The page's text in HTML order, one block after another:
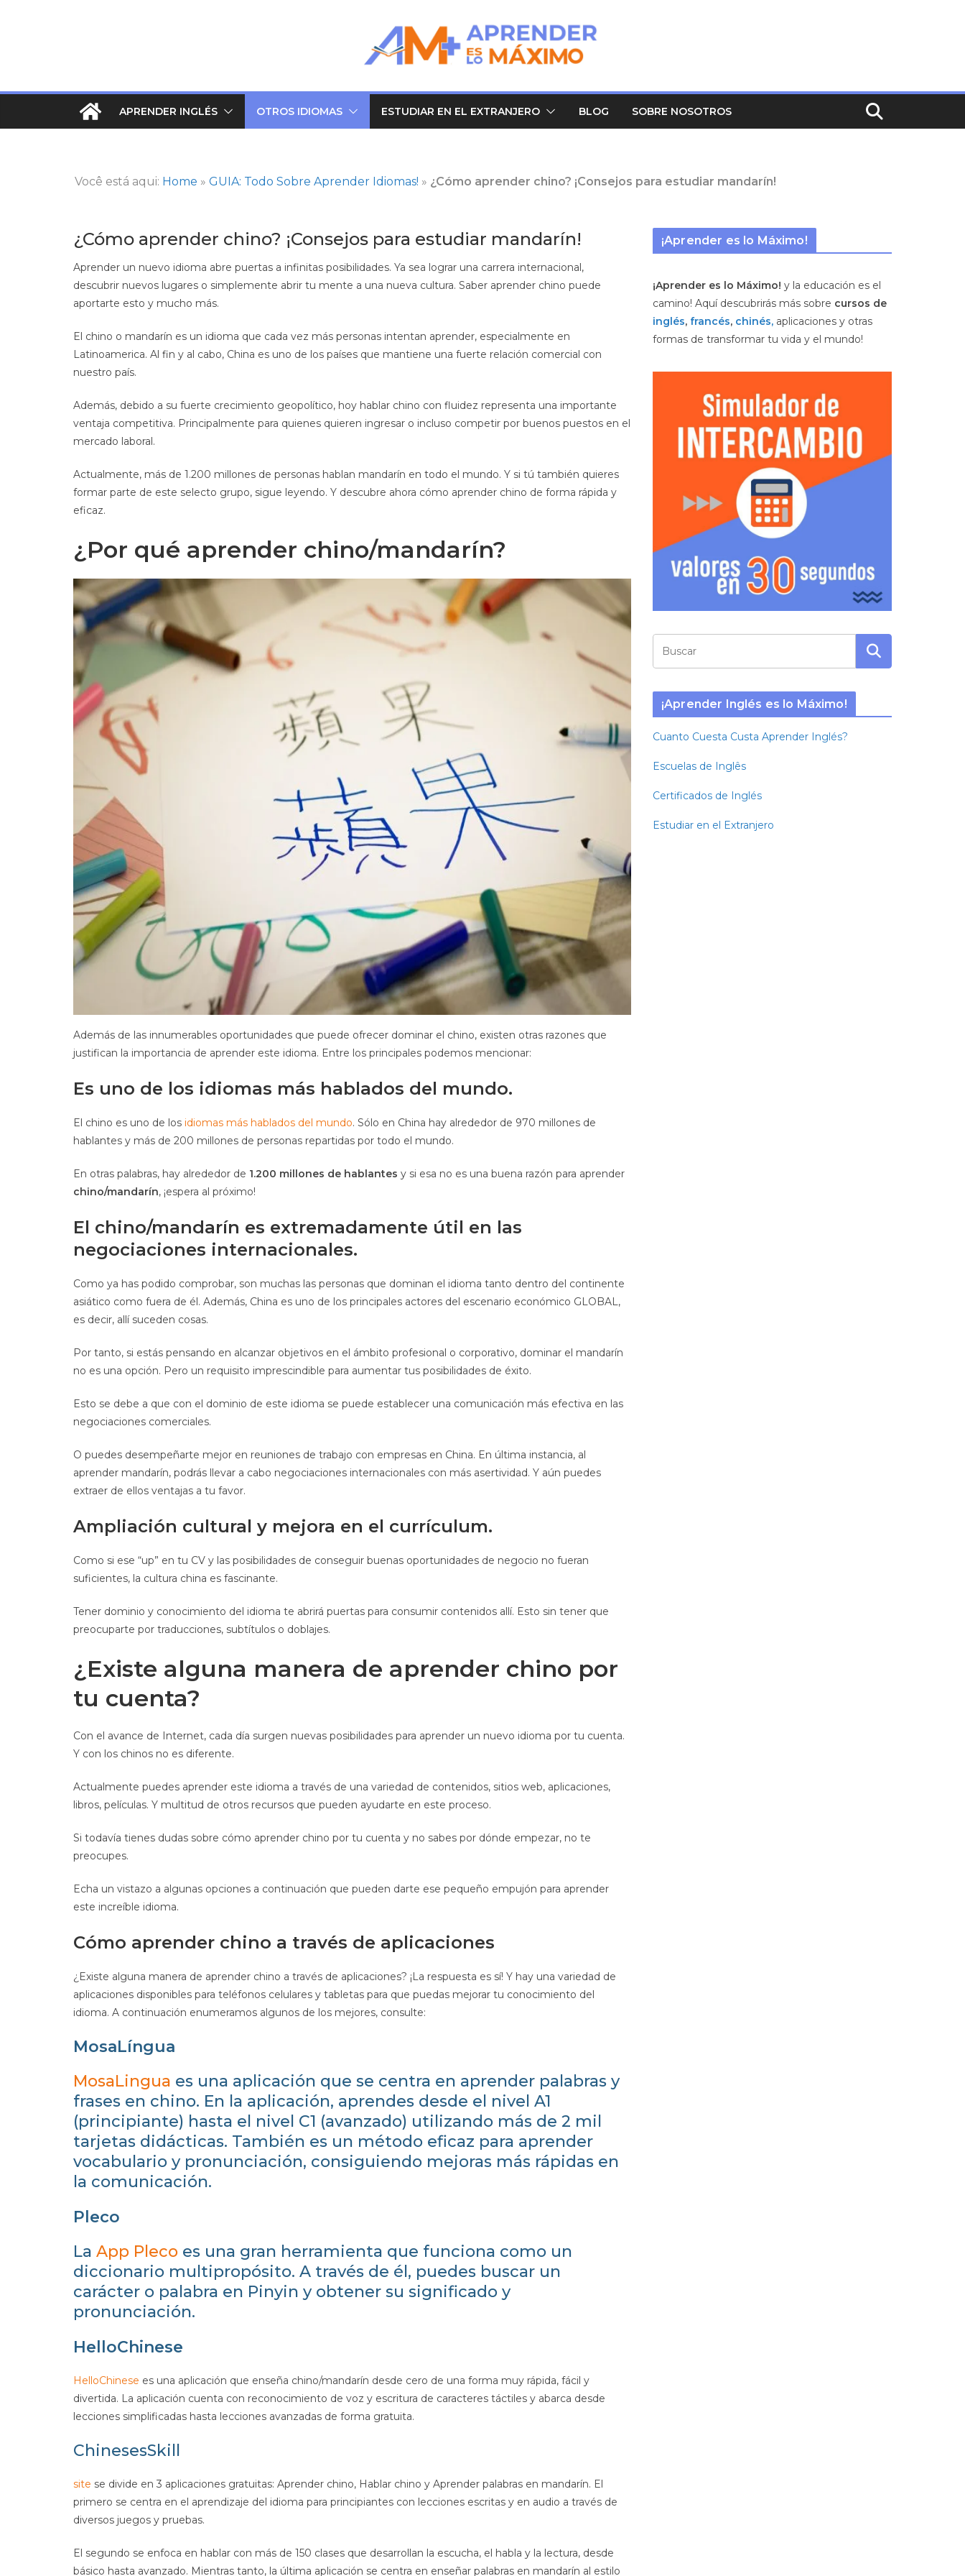
APRENDER INGLÉS OTROS IDIOMAS ESTUDIAR EN EL EXTRANJERO BLOG SOBRE NOSOTROS
Você está aqui: Home » GUIA: Todo Sobre Aprender Idiomas! » ¿Cómo aprender chino? ¡Consejos para estudiar mandarín!
¿Cómo aprender chino? ¡Consejos para estudiar mandarín!
Aprender un nuevo idioma abre puertas a infinitas posibilidades. Ya sea lograr una carrera internacional,
descubrir nuevos lugares o simplemente abrir tu mente a una nueva cultura. Saber aprender chino puede
aportarte esto y mucho más.
El chino o mandarín es un idioma que cada vez más personas intentan aprender, especialmente en
Latinoamerica. Al fin y al cabo, China es uno de los países que mantiene una fuerte relación comercial con
nuestro país.
Además, debido a su fuerte crecimiento geopolítico, hoy hablar chino con fluidez representa una importante
ventaja competitiva. Principalmente para quienes quieren ingresar o incluso competir por buenos puestos en el
mercado laboral.
Actualmente, más de 1.200 millones de personas hablan mandarín en todo el mundo. Y si tú también quieres
formar parte de este selecto grupo, sigue leyendo. Y descubre ahora cómo aprender chino de forma rápida y
eficaz.
¿Por qué aprender chino/mandarín?
Además de las innumerables oportunidades que puede ofrecer dominar el chino, existen otras razones que
justifican la importancia de aprender este idioma. Entre los principales podemos mencionar:
Es uno de los idiomas más hablados del mundo.
El chino es uno de los idiomas más hablados del mundo. Sólo en China hay alrededor de 970 millones de
hablantes y más de 200 millones de personas repartidas por todo el mundo.
En otras palabras, hay alrededor de 1.200 millones de hablantes y si esa no es una buena razón para aprender
chino/mandarín, ¡espera al próximo!
El chino/mandarín es extremadamente útil en las
negociaciones internacionales.
Como ya has podido comprobar, son muchas las personas que dominan el idioma tanto dentro del continente
asiático como fuera de él. Además, China es uno de los principales actores del escenario económico GLOBAL,
es decir, allí suceden cosas.
Por tanto, si estás pensando en alcanzar objetivos en el ámbito profesional o corporativo, dominar el mandarín
no es una opción. Pero un requisito imprescindible para aumentar tus posibilidades de éxito.
Esto se debe a que con el dominio de este idioma se puede establecer una comunicación más efectiva en las
negociaciones comerciales.
O puedes desempeñarte mejor en reuniones de trabajo con empresas en China. En última instancia, al
aprender mandarín, podrás llevar a cabo negociaciones internacionales con más asertividad. Y aún puedes
extraer de ellos ventajas a tu favor.
Ampliación cultural y mejora en el currículum.
Como si ese “up” en tu CV y ​​las posibilidades de conseguir buenas oportunidades de negocio no fueran
suficientes, la cultura china es fascinante.
Tener dominio y conocimiento del idioma te abrirá puertas para consumir contenidos allí. Esto sin tener que
preocuparte por traducciones, subtítulos o doblajes.
¿Existe alguna manera de aprender chino por
tu cuenta?
Con el avance de Internet, cada día surgen nuevas posibilidades para aprender un nuevo idioma por tu cuenta.
Y con los chinos no es diferente.
Actualmente puedes aprender este idioma a través de una variedad de contenidos, sitios web, aplicaciones,
libros, películas. Y multitud de otros recursos que pueden ayudarte en este proceso.
Si todavía tienes dudas sobre cómo aprender chino por tu cuenta y no sabes por dónde empezar, no te
preocupes.
Echa un vistazo a algunas opciones a continuación que pueden darte ese pequeño empujón para aprender
este increíble idioma.
Cómo aprender chino a través de aplicaciones
¿Existe alguna manera de aprender chino a través de aplicaciones? ¡La respuesta es sí! Y hay una variedad de
aplicaciones disponibles para teléfonos celulares y tabletas para que puedas mejorar tu conocimiento del
idioma. A continuación enumeramos algunos de los mejores, consulte:
MosaLíngua
MosaLingua es una aplicación que se centra en aprender palabras y
frases en chino. En la aplicación, aprendes desde el nivel A1
(principiante) hasta el nivel C1 (avanzado) utilizando más de 2 mil
tarjetas didácticas. También es un método eficaz para aprender
vocabulario y pronunciación, consiguiendo mejoras más rápidas en
la comunicación.
Pleco
La App Pleco es una gran herramienta que funciona como un
diccionario multipropósito. A través de él, puedes buscar un
carácter o palabra en Pinyin y obtener su significado y
pronunciación.
HelloChinese
HelloChinese es una aplicación que enseña chino/mandarín desde cero de una forma muy rápida, fácil y
divertida. La aplicación cuenta con reconocimiento de voz y escritura de caracteres táctiles y abarca desde
lecciones simplificadas hasta lecciones avanzadas de forma gratuita.
ChinesesSkill
site se divide en 3 aplicaciones gratuitas: Aprender chino, Hablar chino y Aprender palabras en mandarín. El
primero se centra en el aprendizaje del idioma para principiantes con lecciones escritas y en audio a través de
diversos juegos y pruebas.
El segundo se enfoca en hablar con más de 150 clases que desarrollan la escucha, el habla y la lectura, desde
básico hasta avanzado. Mientras tanto, la última aplicación se centra en enseñar palabras en mandarín al estilo
¡Aprender es lo Máximo!
¡Aprender es lo Máximo! y la educación es el
camino! Aquí descubrirás más sobre cursos de
inglés, francés, chinés, aplicaciones y otras
formas de transformar tu vida y el mundo!
¡Aprender Inglés es lo Máximo!
Cuanto Cuesta Custa Aprender Inglés?
Escuelas de Inglês
Certificados de Inglés
Estudiar en el Extranjero